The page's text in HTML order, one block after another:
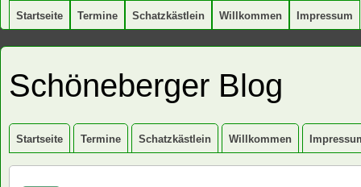
Startseite Termine Schatzkästlein Willkommen Impressum
Schöneberger Blog
Startseite Termine Schatzkästlein Willkommen